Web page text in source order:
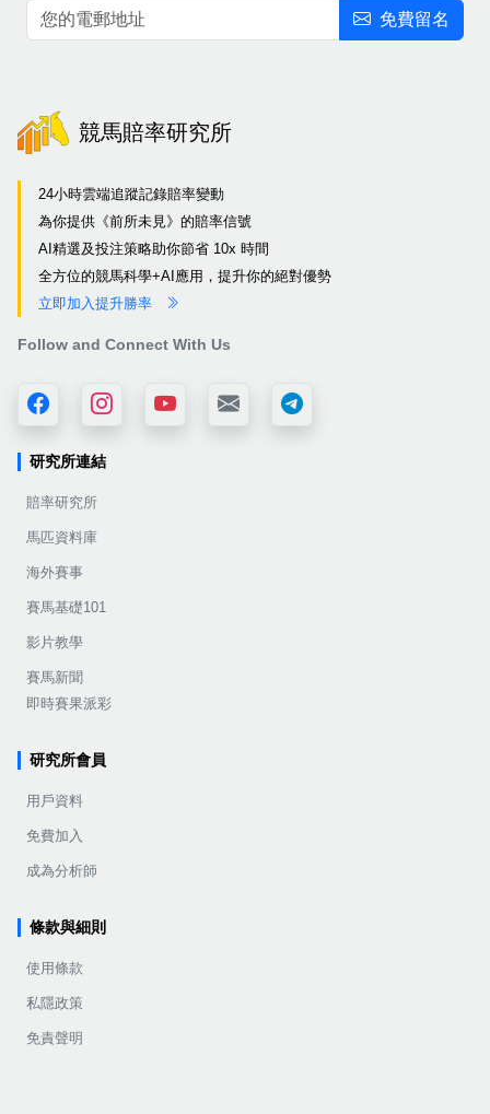
免費留名
競馬賠率研究所
24小時雲端追蹤記錄賠率變動
為你提供《前所未見》的賠率信號
AI精選及投注策略助你節省 10x 時間
全方位的競馬科學+AI應用，提升你的絕對優勢
立即加入提升勝率
Follow and Connect With Us
研究所連結
賠率研究所
馬匹資料庫
海外賽事
賽馬基礎101
影片教學
賽馬新聞
即時賽果派彩
研究所會員
用戶資料
免費加入
成為分析師
條款與細則
使用條款
私隱政策
免責聲明